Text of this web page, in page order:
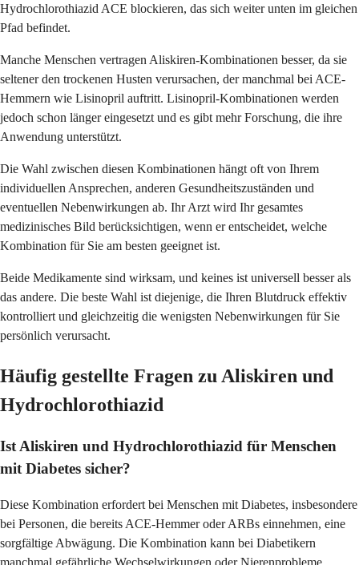
Hydrochlorothiazid ACE blockieren, das sich weiter unten im gleichen
Pfad befindet.
Manche Menschen vertragen Aliskiren-Kombinationen besser, da sie
seltener den trockenen Husten verursachen, der manchmal bei ACE-
Hemmern wie Lisinopril auftritt. Lisinopril-Kombinationen werden
jedoch schon länger eingesetzt und es gibt mehr Forschung, die ihre
Anwendung unterstützt.
Die Wahl zwischen diesen Kombinationen hängt oft von Ihrem
individuellen Ansprechen, anderen Gesundheitszuständen und
eventuellen Nebenwirkungen ab. Ihr Arzt wird Ihr gesamtes
medizinisches Bild berücksichtigen, wenn er entscheidet, welche
Kombination für Sie am besten geeignet ist.
Beide Medikamente sind wirksam, und keines ist universell besser als
das andere. Die beste Wahl ist diejenige, die Ihren Blutdruck effektiv
kontrolliert und gleichzeitig die wenigsten Nebenwirkungen für Sie
persönlich verursacht.
Häufig gestellte Fragen zu Aliskiren und
Hydrochlorothiazid
Ist Aliskiren und Hydrochlorothiazid für Menschen
mit Diabetes sicher?
Diese Kombination erfordert bei Menschen mit Diabetes, insbesondere
bei Personen, die bereits ACE-Hemmer oder ARBs einnehmen, eine
sorgfältige Abwägung. Die Kombination kann bei Diabetikern
manchmal gefährliche Wechselwirkungen oder Nierenprobleme